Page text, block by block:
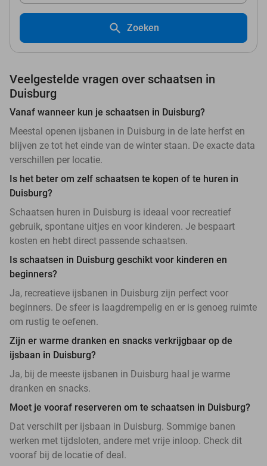
Zoeken
Veelgestelde vragen over schaatsen in
Duisburg
Vanaf wanneer kun je schaatsen in Duisburg?
Meestal openen ijsbanen in Duisburg in de late herfst en
blijven ze tot het einde van de winter staan. De exacte data
verschillen per locatie.
Is het beter om zelf schaatsen te kopen of te huren in
Duisburg?
Schaatsen huren in Duisburg is ideaal voor recreatief
gebruik, spontane uitjes en voor kinderen. Je bespaart
kosten en hebt direct passende schaatsen.
Is schaatsen in Duisburg geschikt voor kinderen en
beginners?
Ja, recreatieve ijsbanen in Duisburg zijn perfect voor
beginners. De sfeer is laagdrempelig en er is genoeg ruimte
om rustig te oefenen.
Zijn er warme dranken en snacks verkrijgbaar op de
ijsbaan in Duisburg?
Ja, bij de meeste ijsbanen in Duisburg haal je warme
dranken en snacks.
Moet je vooraf reserveren om te schaatsen in Duisburg?
Dat verschilt per ijsbaan in Duisburg. Sommige banen
werken met tijdsloten, andere met vrije inloop. Check dit
vooraf bij de locatie of deal.